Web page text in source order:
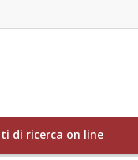
di ricerca on line